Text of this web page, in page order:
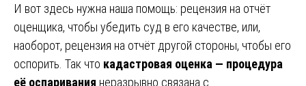
И вот здесь нужна наша помощь: рецензия на отчёт
оценщика, чтобы убедить суд в его качестве, или,
наоборот, рецензия на отчёт другой стороны, чтобы его
оспорить. Так что кадастровая оценка — процедура
её оспаривания неразрывно связана с